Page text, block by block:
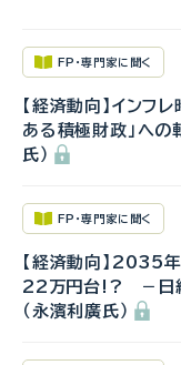
FP・専門家に聞く
【経済動向】インフ
ある積極財政」への
氏）
FP・専門家に聞く
【経済動向】2035
22万円台!? －日
（永濱利廣氏）